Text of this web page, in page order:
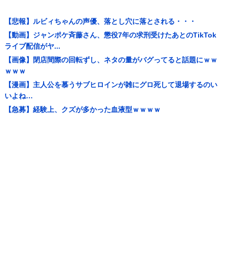
【悲報】ルビィちゃんの声優、落とし穴に落とされる・・・
【動画】ジャンポケ斉藤さん、懲役7年の求刑受けたあとのTikTok
ライブ配信がヤ...
【画像】閉店間際の回転ずし、ネタの量がバグってると話題にｗｗ
ｗｗｗ
【漫画】主人公を慕うサブヒロインが雑にグロ死して退場するのい
いよね…
【急募】経験上、クズが多かった血液型ｗｗｗｗ